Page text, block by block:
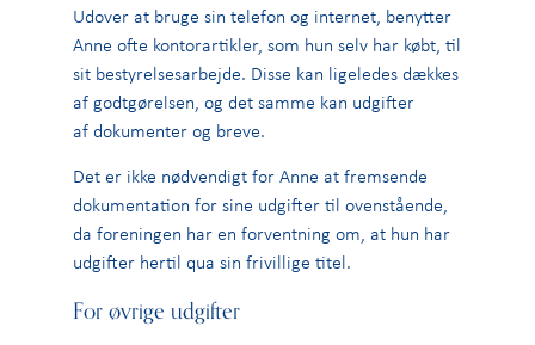
Udover at bruge sin telefon og internet, benytter
Anne ofte kontorartikler, som hun selv har købt, til
sit bestyrelsesarbejde. Disse kan ligeledes dækkes
af godtgørelsen, og det samme kan udgifter
afdokumenter og breve.
Det er ikke nødvendigt for Anne at fremsende
dokumentation for sine udgifter til ovenstående,
da foreningen har en forventning om, at hun har
udgifter hertil qua sin frivillige titel.
For øvrige udgifter